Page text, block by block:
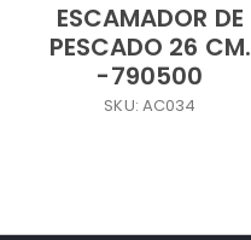
ESCAMADOR DE
PESCADO 26 CM.
-790500
SKU: AC034